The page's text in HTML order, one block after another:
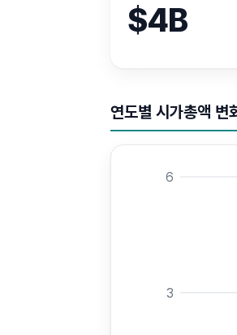
$4B
연도별 시가총액 변
6
3